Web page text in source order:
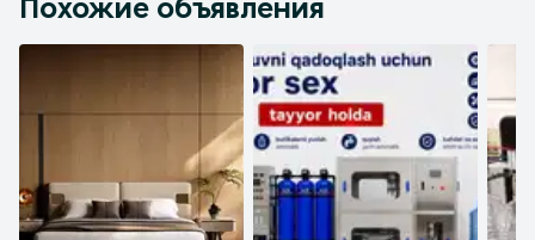
Похожие объявления